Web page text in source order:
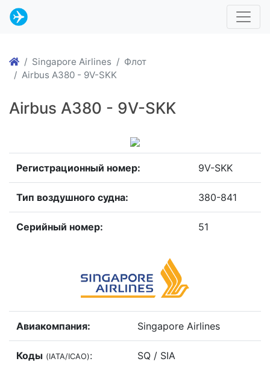
Singapore Airlines
Флот
Airbus A380 - 9V-SKK
Airbus A380 - 9V-SKK
Регистрационный номер: 9V-SKK
Тип воздушного судна: 380-841
Серийный номер: 51
Авиакомпания: Singapore Airlines
Коды (IATA/ICAO): SQ / SIA